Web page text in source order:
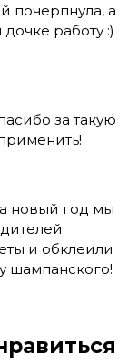
почерпнула, а
работу :)
за такую
новый год мы
и обклеили
шампанского!